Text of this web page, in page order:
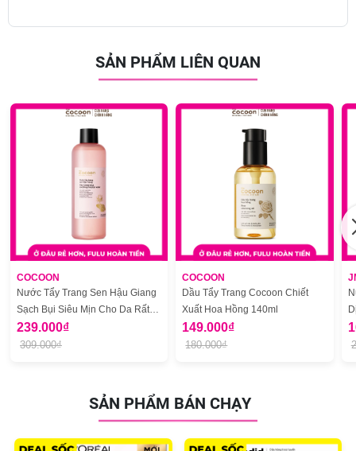
SẢN PHẨM LIÊN QUAN
COCOON
Nước Tẩy Trang Sen Hậu Giang
Sạch Bụi Siêu Mịn Cho Da Rất
Nhạy Cảm Cocoon 500ml
239.000₫
309.000₫
COCOON
Dầu Tẩy Trang Cocoon Chiết
Xuất Hoa Hồng 140ml
149.000₫
180.000₫
SẢN PHẨM BÁN CHẠY